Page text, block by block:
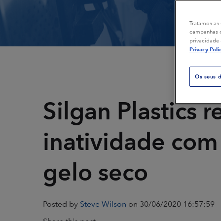
Plásticos & ferramentas
Geração de
Transporte
Restauração & remediação Borracha &
Têxteis
Silgan Plastics
inatividade
gelo seco
Posted by Steve Wilson on 30/06/2020 16:57:59
Tratamos
campanhas
privacidade
Privacy
Os seus